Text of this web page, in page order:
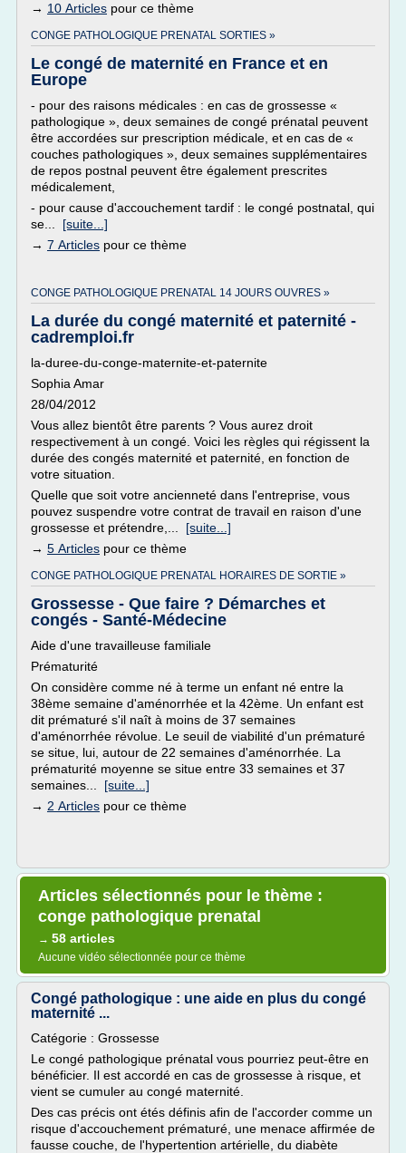
→ 10 Articles pour ce thème
CONGE PATHOLOGIQUE PRENATAL SORTIES »
Le congé de maternité en France et en
Europe
- pour des raisons médicales : en cas de grossesse «
pathologique », deux semaines de congé prénatal peuvent
être accordées sur prescription médicale, et en cas de «
couches pathologiques », deux semaines supplémentaires
de repos postnal peuvent être également prescrites
médicalement,
- pour cause d'accouchement tardif : le congé postnatal, qui
se... [suite...]
→ 7 Articles pour ce thème
CONGE PATHOLOGIQUE PRENATAL 14 JOURS OUVRES »
La durée du congé maternité et paternité -
cadremploi.fr
la-duree-du-conge-maternite-et-paternite
Sophia Amar
28/04/2012
Vous allez bientôt être parents ? Vous aurez droit
respectivement à un congé. Voici les règles qui régissent la
durée des congés maternité et paternité, en fonction de
votre situation.
Quelle que soit votre ancienneté dans l'entreprise, vous
pouvez suspendre votre contrat de travail en raison d'une
grossesse et prétendre,... [suite...]
→ 5 Articles pour ce thème
CONGE PATHOLOGIQUE PRENATAL HORAIRES DE SORTIE »
Grossesse - Que faire ? Démarches et
congés - Santé-Médecine
Aide d'une travailleuse familiale
Prématurité
On considère comme né à terme un enfant né entre la
38ème semaine d'aménorrhée et la 42ème. Un enfant est
dit prématuré s'il naît à moins de 37 semaines
d'aménorrhée révolue. Le seuil de viabilité d'un prématuré
se situe, lui, autour de 22 semaines d'aménorrhée. La
prématurité moyenne se situe entre 33 semaines et 37
semaines... [suite...]
→ 2 Articles pour ce thème
Articles sélectionnés pour le thème :
conge pathologique prenatal
→ 58 articles
Aucune vidéo sélectionnée pour ce thème
Congé pathologique : une aide en plus du congé
maternité ...
Catégorie : Grossesse
Le congé pathologique prénatal vous pourriez peut-être en
bénéficier. Il est accordé en cas de grossesse à risque, et
vient se cumuler au congé maternité.
Des cas précis ont étés définis afin de l'accorder comme un
risque d'accouchement prématuré, une menace affirmée de
fausse couche, de l'hypertention artérielle, du diabète